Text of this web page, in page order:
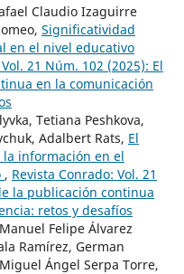
Claudio Izaguirre
Significatividad
en el nivel educativo
21 Núm. 102 (2025): El
en la comunicación
Tetiana Peshkova,
Adalbert Rats, El
información en el
, Revista Conrado: Vol. 21
la publicación continua
retos y desafíos
Felipe Álvarez
Ramírez, German
Ángel Serpa Torre,